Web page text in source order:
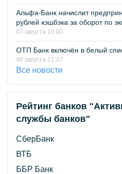
Альфа-Банк начислит
рублей кэшбэка за оборот по
07 августа 10:00
ОТП Банк включён в белый
06 августа 21:27
Все новости
Рейтинг банков
службы банков"
СберБанк
ВТБ
ББР Банк